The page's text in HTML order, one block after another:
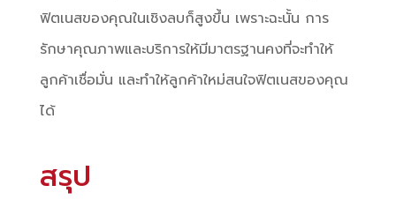
ฟิตเนสของคุณในเชิงลบก็สูงขึ้น เพราะฉะนั้น การ
รักษาคุณภาพและบริการให้มีมาตรฐานคงที่จะทำให้
ลูกค้าเชื่อมั่น และทำให้ลูกค้าใหม่สนใจฟิตเนสของคุณ
ได้
สรุป